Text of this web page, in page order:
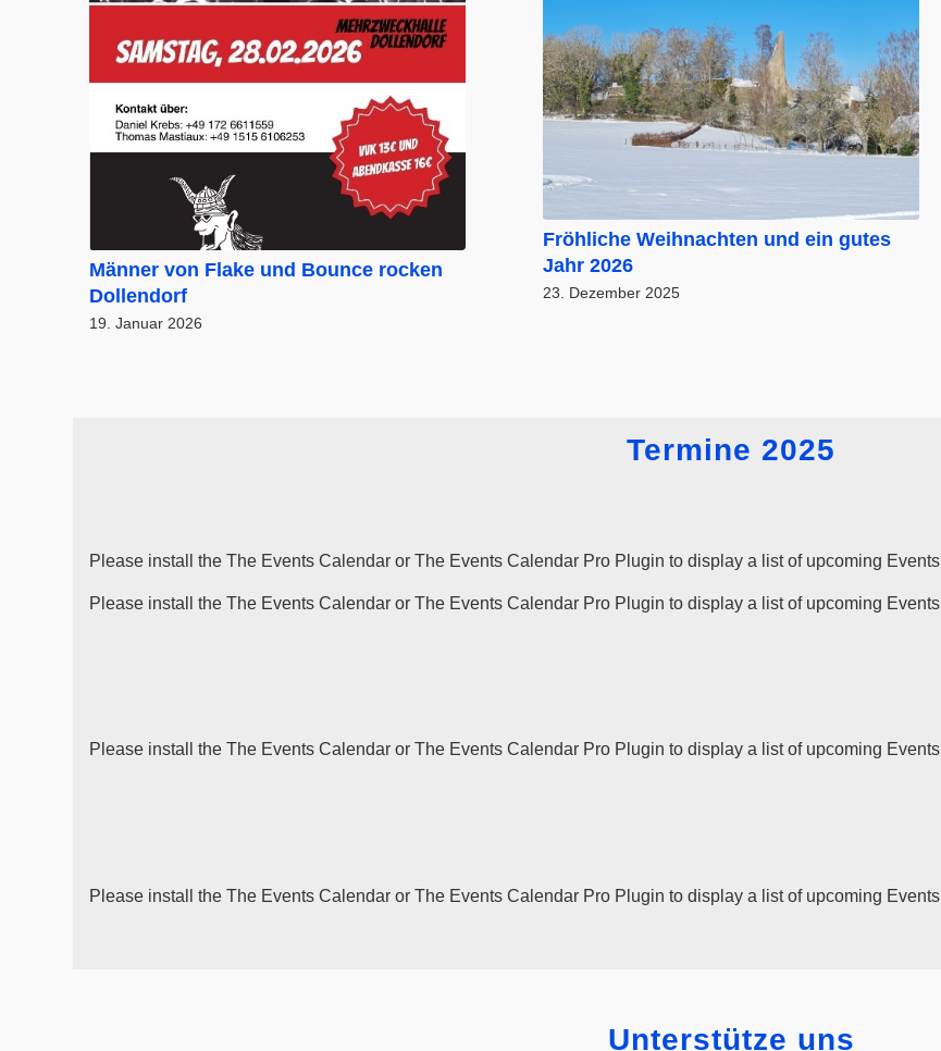
Männer von Flake und Bounce rocken
Dollendorf
19. Januar 2026
Fröhliche Weihnachten und ein gutes
Jahr 2026
23. Dezember 2025
Termine 2025
Please install the The Events Calendar or The Events Calendar Pro Plugin to display a list of upcoming Events
Please install the The Events Calendar or The Events Calendar Pro Plugin to display a list of upcoming Events
Please install the The Events Calendar or The Events Calendar Pro Plugin to display a list of upcoming Events
Please install the The Events Calendar or The Events Calendar Pro Plugin to display a list of upcoming Events
Unterstütze uns